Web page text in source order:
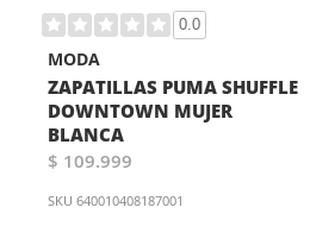
0.0
MODA
ZAPATILLAS PUMA SHUFFLE
DOWNTOWN MUJER
BLANCA
$ 109.999
SKU 640010408187001